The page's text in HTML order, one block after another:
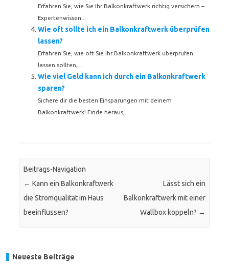
Erfahren Sie, wie Sie Ihr Balkonkraftwerk richtig versichern –
Expertenwissen...
Wie oft sollte ich ein Balkonkraftwerk überprüfen
lassen?
Erfahren Sie, wie oft Sie Ihr Balkonkraftwerk überprüfen
lassen sollten,...
Wie viel Geld kann ich durch ein Balkonkraftwerk
sparen?
Sichere dir die besten Einsparungen mit deinem
Balkonkraftwerk! Finde heraus,...
Beitrags-Navigation
← Kann ein Balkonkraftwerk
die Stromqualität im Haus
beeinflussen?
Lässt sich ein
Balkonkraftwerk mit einer
Wallbox koppeln? →
Neueste Beiträge